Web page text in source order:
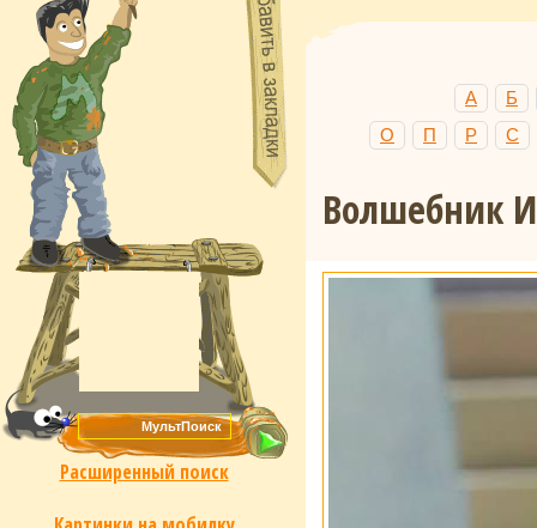
Расширенный поиск
А
Б
О
П Р С
Волшебник